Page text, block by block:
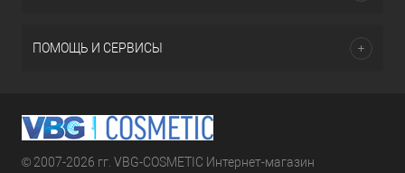
ПОМОЩЬ И СЕРВИСЫ
© 2007-2026 гг. VBG-COSMETIC Интернет-магазин